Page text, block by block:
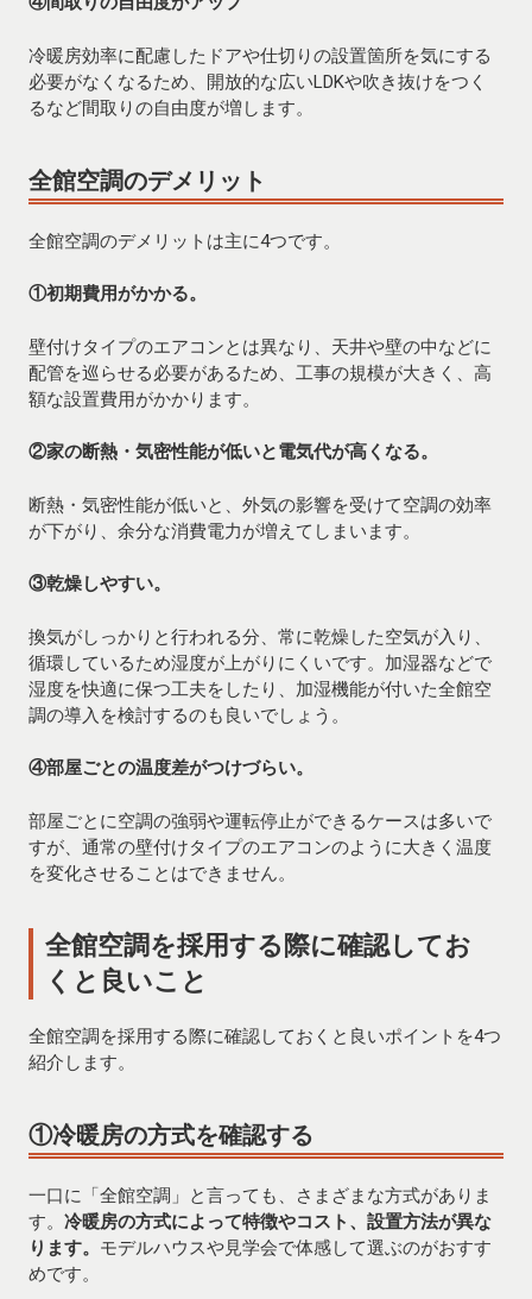
冷暖房効率に配慮したドアや仕切りの設置箇所を気にする
必要がなくなるため、開放的な広いLDKや吹き抜けをつく
るなど間取りの自由度が増します。
全館空調のデメリット
全館空調のデメリットは主に4つです。
①初期費用がかかる。
壁付けタイプのエアコンとは異なり、天井や壁の中などに
配管を巡らせる必要があるため、工事の規模が大きく、高
額な設置費用がかかります。
②家の断熱・気密性能が低いと電気代が高くなる。
断熱・気密性能が低いと、外気の影響を受けて空調の効率
が下がり、余分な消費電力が増えてしまいます。
③乾燥しやすい。
換気がしっかりと行われる分、常に乾燥した空気が入り、
循環しているため湿度が上がりにくいです。加湿器などで
湿度を快適に保つ工夫をしたり、加湿機能が付いた全館空
調の導入を検討するのも良いでしょう。
④部屋ごとの温度差がつけづらい。
部屋ごとに空調の強弱や運転停止ができるケースは多いで
すが、通常の壁付けタイプのエアコンのように大きく温度
を変化させることはできません。
全館空調を採用する際に確認してお
くと良いこと
全館空調を採用する際に確認しておくと良いポイントを4つ
紹介します。
①冷暖房の方式を確認する
一口に「全館空調」と言っても、さまざまな方式がありま
す。 冷暖房の方式によって特徴やコスト、設置方法が異な
ります。 モデルハウスや見学会で体感して選ぶのがおすす
めです。